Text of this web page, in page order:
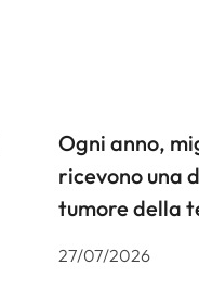
Ogni anno,
ricevono una
tumore della
27/07/2026